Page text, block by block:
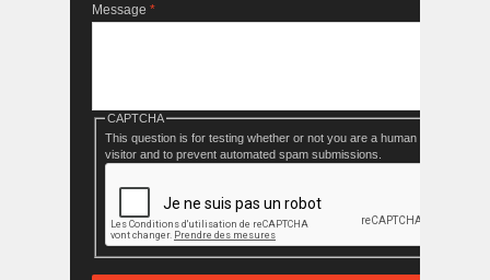
Message *
CAPTCHA
This question is for testing whether or not you are a human
visitor and to prevent automated spam submissions.